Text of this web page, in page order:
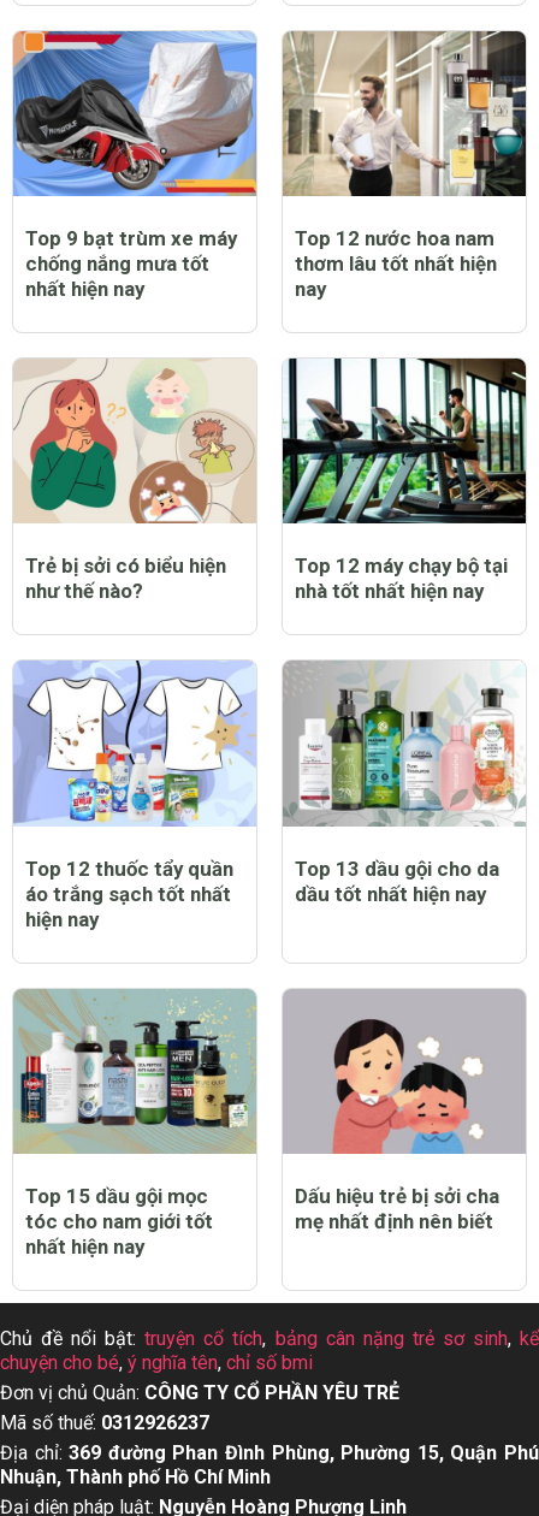
Trẻ bị sốt có tiêm
phòng sởi được không
và lưu ý dành cho cha
mẹ
Trẻ bị sởi có ngứa
không và lời giải đáp
đầy bất ngờ
Top 9 bạt trùm xe máy
chống nắng mưa tốt
nhất hiện nay
Top 12 nước hoa nam
thơm lâu tốt nhất hiện
nay
Trẻ bị sởi có biểu hiện
như thế nào?
Top 12 máy chạy bộ tại
nhà tốt nhất hiện nay
Top 12 thuốc tẩy quần
áo trắng sạch tốt nhất
hiện nay
Top 13 dầu gội cho da
dầu tốt nhất hiện nay
Top 15 dầu gội mọc
tóc cho nam giới tốt
nhất hiện nay
Dấu hiệu trẻ bị sởi cha
mẹ nhất định nên biết